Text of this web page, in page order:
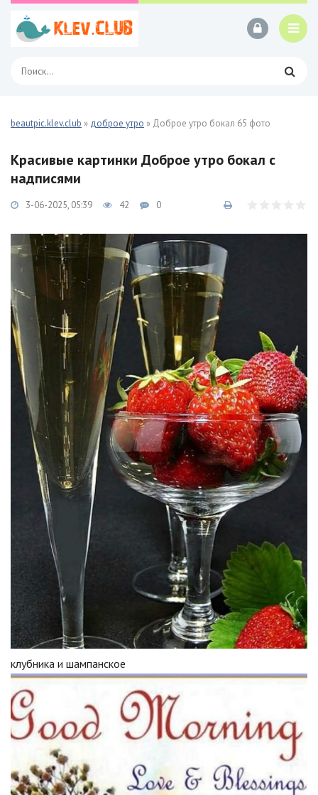
beautpic.klev.club » доброе утро » Доброе утро бокал 65 фото
Красивые картинки Доброе утро бокал с
надписями
3-06-2025, 05:39 42 0
клубника и шампанское